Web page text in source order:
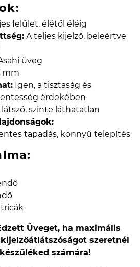
felület, élétől éléig
A teljes kijelző, beleértve
üveg
mm
Igen, a tisztaság és
érdekében
szinte láthatatlan
tapadás, könnyű telepítés
Üveget, ha maximális
szeretnél
számára!